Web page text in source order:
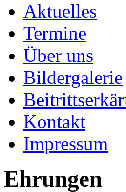
Aktuelles
Termine
Über uns
Bildergalerie
Kontakt
Impressum
Ehrungen